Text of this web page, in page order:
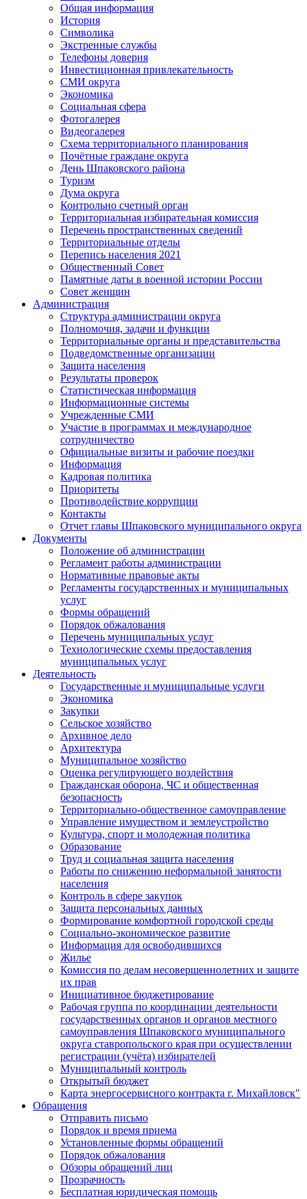
Общая информация
История
Символика
Экстренные службы
Телефоны доверия
Инвестиционная привлекательность
СМИ округа
Экономика
Социальная сфера
Фотогалерея
Видеогалерея
Схема территориального планирования
Почётные граждане округа
День Шпаковского района
Туризм
Дума округа
Контрольно счетный орган
Территориальная избирательная комиссия
Перечень пространственных сведений
Территориальные отделы
Перепись населения 2021
Общественный Совет
Памятные даты в военной истории России
Совет женщин
Администрация
Структура администрации округа
Полномочия, задачи и функции
Территориальные органы и представительства
Подведомственные организации
Защита населения
Результаты проверок
Статистическая информация
Информационные системы
Учрежденные СМИ
Участие в программах и международное
сотрудничество
Официальные визиты и рабочие поездки
Информация
Кадровая политика
Приоритеты
Противодействие коррупции
Контакты
Отчет главы Шпаковского муниципального округа
Документы
Положение об администрации
Регламент работы администрации
Нормативные правовые акты
Регламенты государственных и муниципальных
услуг
Формы обращений
Порядок обжалования
Перечень муниципальных услуг
Технологические схемы предоставления
муниципальных услуг
Деятельность
Государственные и муниципальные услуги
Экономика
Закупки
Сельское хозяйство
Архивное дело
Архитектура
Муниципальное хозяйство
Оценка регулирующего воздействия
Гражданская оборона, ЧС и общественная
безопасность
Территориально-общественное самоуправление
Управление имуществом и землеустройство
Культура, спорт и молодежная политика
Образование
Труд и социальная защита населения
Работы по снижению неформальной занятости
населения
Контроль в сфере закупок
Защита персональных данных
Формирование комфортной городской среды
Социально-экономическое развитие
Информация для освободившихся
Жилье
Комиссия по делам несовершеннолетних и защите
их прав
Инициативное бюджетирование
Рабочая группа по координации деятельности
государственных органов и органов местного
самоуправления Шпаковского муниципального
округа ставропольского края при осуществлении
регистрации (учёта) избирателей
Муниципальный контроль
Открытый бюджет
Карта энергосервисного контракта г. Михайловск"
Обращения
Отправить письмо
Порядок и время приема
Установленные формы обращений
Порядок обжалования
Обзоры обращений лиц
Прозрачность
Бесплатная юридическая помощь